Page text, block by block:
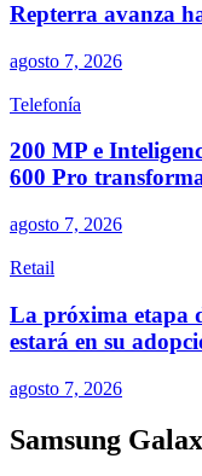
Repterra avanza
agosto 7, 2026
Telefonía
200 MP e
600 Pro
agosto 7, 2026
Retail
La próxima etapa
estará en su
agosto 7, 2026
Samsung